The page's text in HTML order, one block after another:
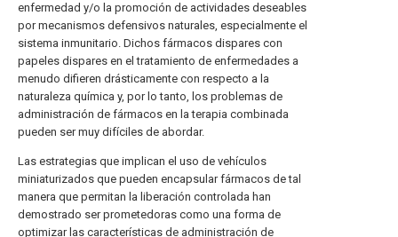
enfermedad y/o la promoción de actividades deseables
por mecanismos defensivos naturales, especialmente el
sistema inmunitario. Dichos fármacos dispares con
papeles dispares en el tratamiento de enfermedades a
menudo difieren drásticamente con respecto a la
naturaleza química y, por lo tanto, los problemas de
administración de fármacos en la terapia combinada
pueden ser muy difíciles de abordar.
Las estrategias que implican el uso de vehículos
miniaturizados que pueden encapsular fármacos de tal
manera que permitan la liberación controlada han
demostrado ser prometedoras como una forma de
optimizar las características de administración de